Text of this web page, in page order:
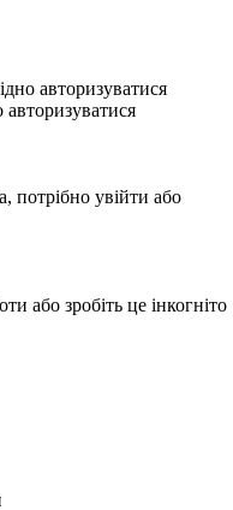
авторизуватися
потрібно увійти або
або зробіть це інкогніто